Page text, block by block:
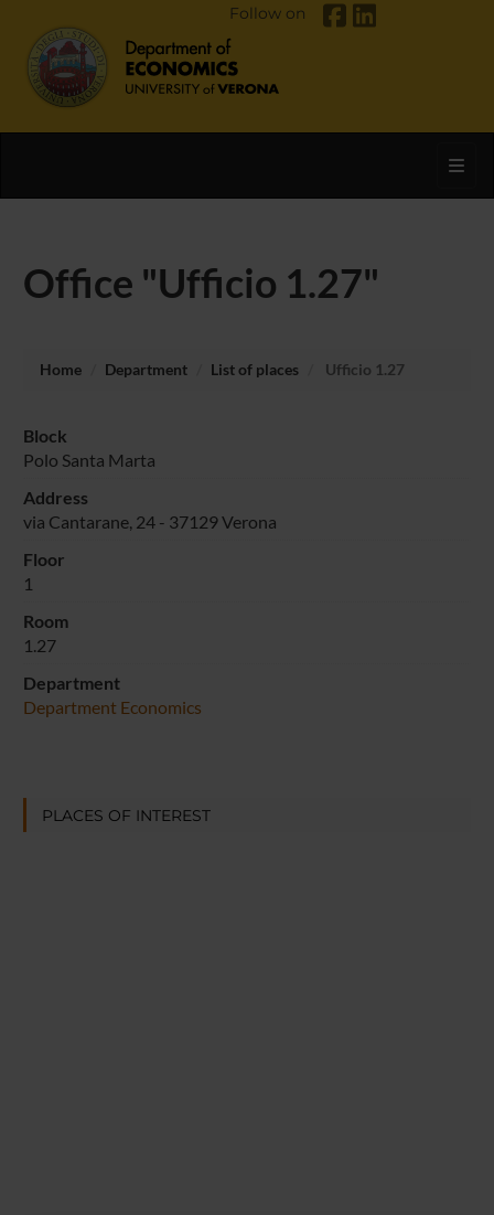
Follow on
Office "Ufficio 1.27"
Home Department List of places Ufficio 1.27
Block
Polo Santa Marta
Address
via Cantarane, 24 - 37129 Verona
Floor
1
Room
1.27
Department
Department Economics
PLACES OF INTEREST